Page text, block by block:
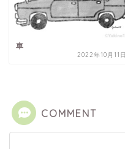
車
2022年10月11日
COMMENT